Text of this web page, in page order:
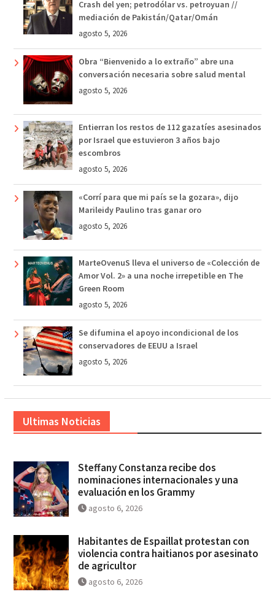
Crash del yen; petrodólar vs. petroyuan //
mediación de Pakistán/Qatar/Omán
agosto 5, 2026
Obra “Bienvenido a lo extraño” abre una
conversación necesaria sobre salud mental
agosto 5, 2026
Entierran los restos de 112 gazatíes asesinados
por Israel que estuvieron 3 años bajo
escombros
agosto 5, 2026
«Corrí para que mi país se la gozara», dijo
Marileidy Paulino tras ganar oro
agosto 5, 2026
MarteOvenuS lleva el universo de «Colección de
Amor Vol. 2» a una noche irrepetible en The
Green Room
agosto 5, 2026
Se difumina el apoyo incondicional de los
conservadores de EEUU a Israel
agosto 5, 2026
Ultimas Noticias
Steffany Constanza recibe dos
nominaciones internacionales y una
evaluación en los Grammy
agosto 6, 2026
Habitantes de Espaillat protestan con
violencia contra haitianos por asesinato
de agricultor
agosto 6, 2026